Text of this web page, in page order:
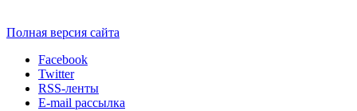
Полная версия сайта
Facebook
Twitter
RSS-ленты
E-mail рассылка